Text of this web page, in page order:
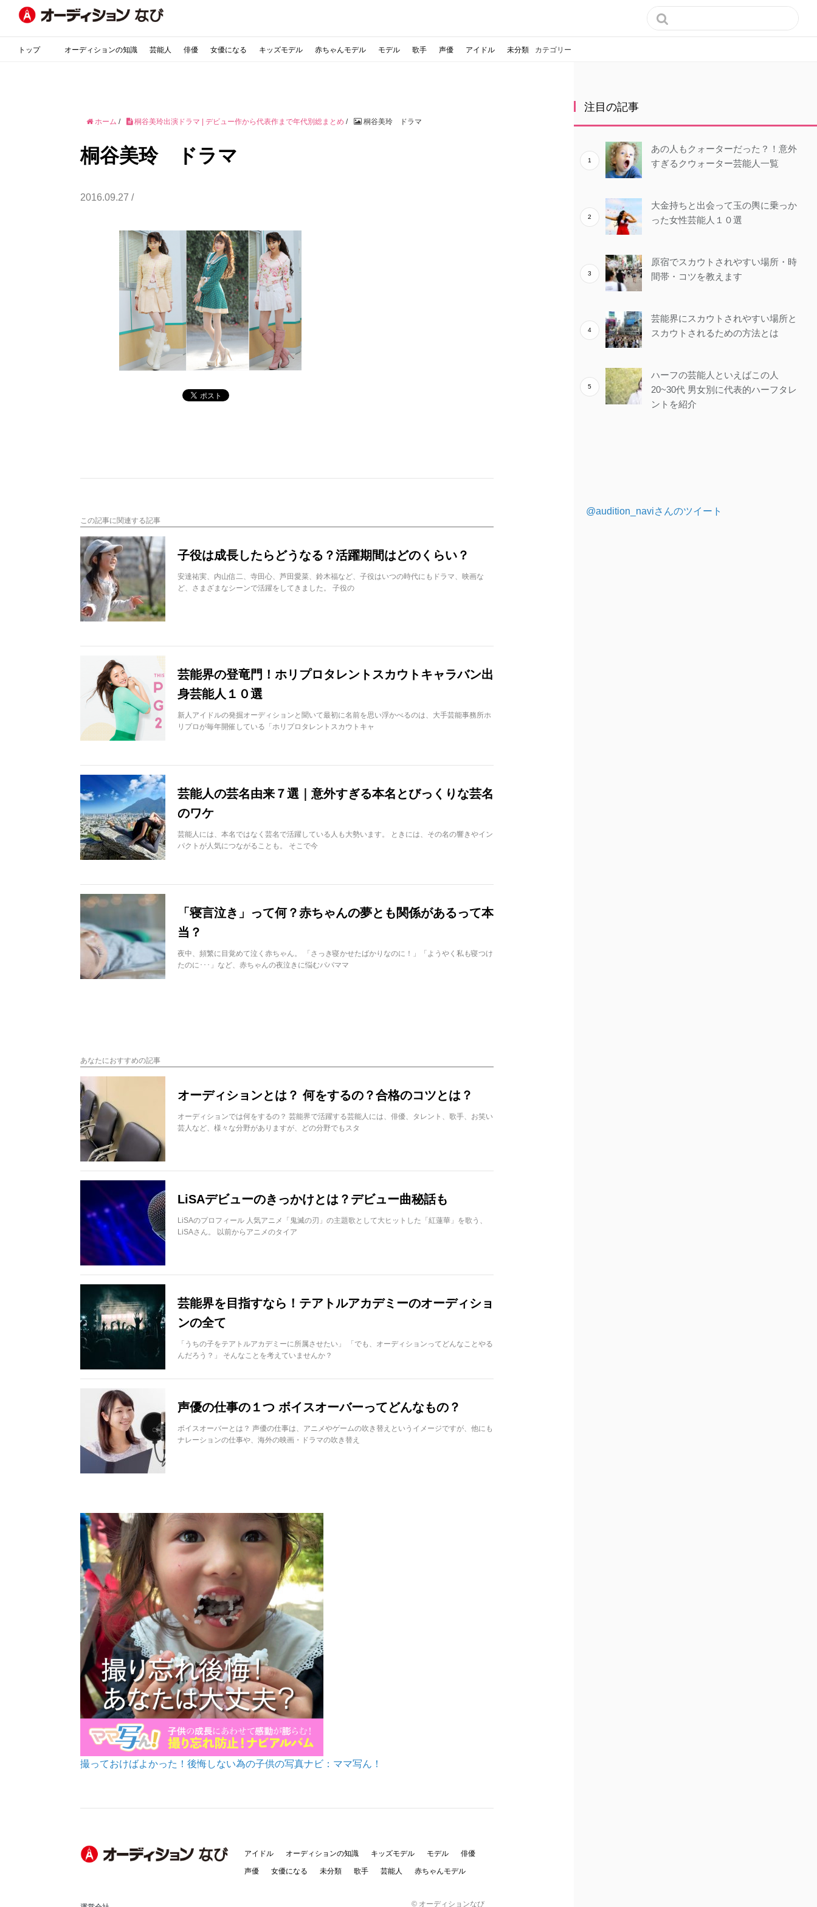

トップ カテゴリー
オーディションの知識 芸能人 俳優 女優になる キッズモデル 赤ちゃんモデル モデル 歌手 声優 アイドル 未分類
ホーム / 桐谷美玲出演ドラマ | デビュー作から代表作まで年代別総まとめ / 桐谷美玲 ドラマ
桐谷美玲 ドラマ
2016.09.27 /
この記事に関連する記事
子役は成長したらどうなる？活躍期間はどのくらい？
安達祐実、内山信二、寺田心、芦田愛菜、鈴木福など、子役はいつの時代にもドラマ、映画な
ど、さまざまなシーンで活躍をしてきました。 子役の
芸能界の登竜門！ホリプロタレントスカウトキャラバン出
身芸能人１０選
新人アイドルの発掘オーディションと聞いて最初に名前を思い浮かべるのは、大手芸能事務所ホ
リプロが毎年開催している「ホリプロタレントスカウトキャ
芸能人の芸名由来７選｜意外すぎる本名とびっくりな芸名
のワケ
芸能人には、本名ではなく芸名で活躍している人も大勢います。 ときには、その名の響きやイン
パクトが人気につながることも。 そこで今
「寝言泣き」って何？赤ちゃんの夢とも関係があるって本
当？
夜中、頻繁に目覚めて泣く赤ちゃん。 「さっき寝かせたばかりなのに！」「ようやく私も寝つけ
たのに･･･」など、赤ちゃんの夜泣きに悩むパパママ
あなたにおすすめの記事
オーディションとは？ 何をするの？合格のコツとは？
オーディションでは何をするの？ 芸能界で活躍する芸能人には、俳優、タレント、歌手、お笑い
芸人など、様々な分野がありますが、どの分野でもスタ
LiSAデビューのきっかけとは？デビュー曲秘話も
LiSAのプロフィール 人気アニメ「鬼滅の刃」の主題歌として大ヒットした「紅蓮華」を歌う、
LiSAさん。 以前からアニメのタイア
芸能界を目指すなら！テアトルアカデミーのオーディショ
ンの全て
「うちの子をテアトルアカデミーに所属させたい」 「でも、オーディションってどんなことやる
んだろう？」 そんなことを考えていませんか？
声優の仕事の１つ ボイスオーバーってどんなもの？
ボイスオーバーとは？ 声優の仕事は、アニメやゲームの吹き替えというイメージですが、他にも
ナレーションの仕事や、海外の映画・ドラマの吹き替え
撮っておけばよかった！後悔しない為の子供の写真ナビ：ママ写ん！
注目の記事
あの人もクォーターだった？！意外
すぎるクウォーター芸能人一覧
大金持ちと出会って玉の輿に乗っか
った女性芸能人１０選
原宿でスカウトされやすい場所・時
間帯・コツを教えます
芸能界にスカウトされやすい場所と
スカウトされるための方法とは
ハーフの芸能人といえばこの人
20~30代 男女別に代表的ハーフタレ
ントを紹介
@audition_naviさんのツイート
アイドル オーディションの知識 キッズモデル モデル 俳優
声優 女優になる 未分類 歌手 芸能人 赤ちゃんモデル
© オーディションなび